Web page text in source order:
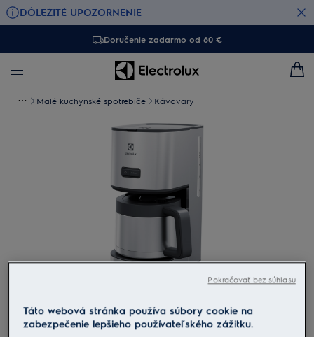
DÔLEŽITÉ UPOZORNENIE
Doručenie zadarmo od 60 €
Malé kuchynské spotrebiče Kávovary
Táto webová stránka používa súbory cookie na
zabezpečenie lepšieho používateľského zážitku.
Pokračovať bez súhlasu